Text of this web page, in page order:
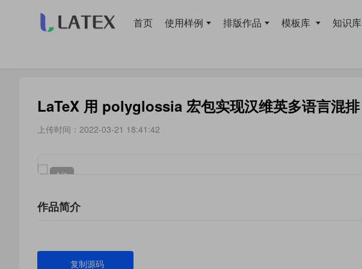
首页 使用样例 排版作品 模板库 知识库
LaTeX 用 polyglossia 宏包实现汉维英多语言混排
上传时间：2022-03-21 18:41:42
1/1
作品简介
复制源码